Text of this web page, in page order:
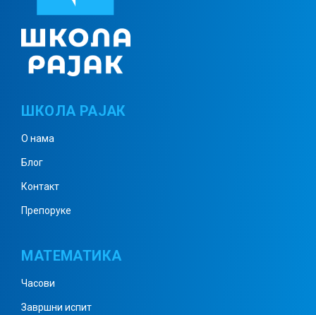
Окружность
ШКОЛА РАЈАК
О нама
Блог
Контакт
Препоруке
МАТЕМАТИКА
Часови
Завршни испит